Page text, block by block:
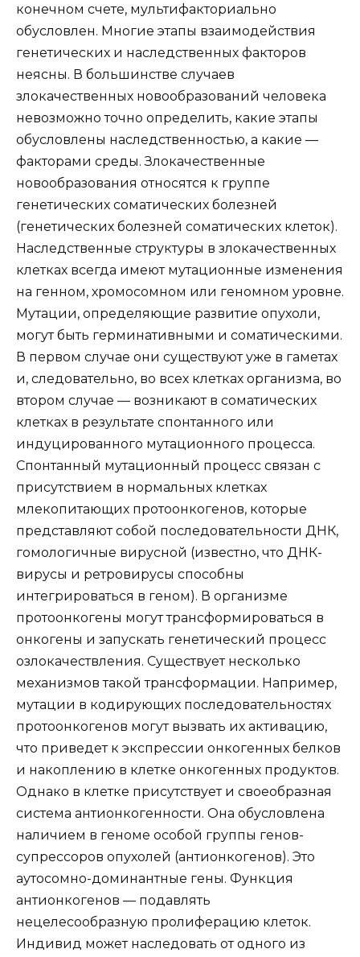
конечном счете, мультифакториально
обусловлен. Многие этапы взаимодействия
генетических и наследственных факторов
неясны. В большинстве случаев
злокачественных новообразований человека
невозможно точно определить, какие этапы
обусловлены наследственностью, а какие —
факторами среды. Злокачественные
новообразования относятся к группе
генетических соматических болезней
(генетических болезней соматических клеток).
Наследственные структуры в злокачественных
клетках всегда имеют мутационные изменения
на генном, хромосомном или геномном уровне.
Мутации, определяющие развитие опухоли,
могут быть герминативными и соматическими.
В первом случае они существуют уже в гаметах
и, следовательно, во всех клетках организма, во
втором случае — возникают в соматических
клетках в результате спонтанного или
индуцированного мутационного процесса.
Спонтанный мутационный процесс связан с
присутствием в нормальных клетках
млекопитающих протоонкогенов, которые
представляют собой последовательности ДНК,
гомологичные вирусной (известно, что ДНК-
вирусы и ретровирусы способны
интегрироваться в геном). В организме
протоонкогены могут трансформироваться в
онкогены и запускать генетический процесс
озлокачествления. Существует несколько
механизмов такой трансформации. Например,
мутации в кодирующих последовательностях
протоонкогенов могут вызвать их активацию,
что приведет к экспрессии онкогенных белков
и накоплению в клетке онкогенных продуктов.
Однако в клетке присутствует и своеобразная
система антионкогенности. Она обусловлена
наличием в геноме особой группы генов-
супрессоров опухолей (антионкогенов). Это
аутосомно-доминантные гены. Функция
антионкогенов — подавлять
нецелесообразную пролиферацию клеток.
Индивид может наследовать от одного из